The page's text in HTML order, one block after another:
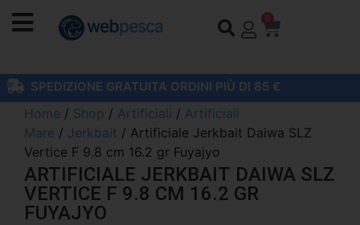
0
SPEDIZIONE GRATUITA ORDINI PIÙ DI 85 €
Home / Shop / Artificiali / Artificiali
Mare / Jerkbait / Artificiale Jerkbait Daiwa SLZ
Vertice F 9.8 cm 16.2 gr Fuyajyo
ARTIFICIALE JERKBAIT DAIWA SLZ
VERTICE F 9.8 CM 16.2 GR
FUYAJYO